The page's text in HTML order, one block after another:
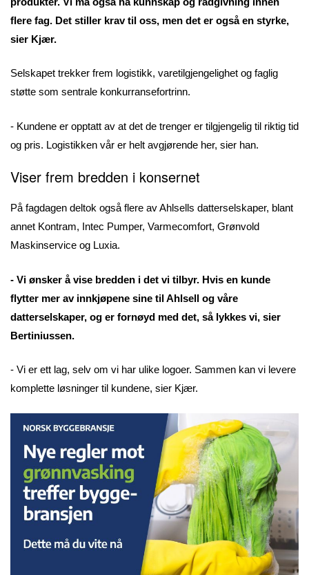
flere fag. Det stiller krav til oss, men det er også en styrke,
sier Kjær.
Selskapet trekker frem logistikk, varetilgjengelighet og faglig
støtte som sentrale konkurransefortrinn.
- Kundene er opptatt av at det de trenger er tilgjengelig til riktig tid
og pris. Logistikken vår er helt avgjørende her, sier han.
Viser frem bredden i konsernet
På fagdagen deltok også flere av Ahlsells datterselskaper, blant
annet Kontram, Intec Pumper, Varmecomfort, Grønvold
Maskinservice og Luxia.
- Vi ønsker å vise bredden i det vi tilbyr. Hvis en kunde
flytter mer av innkjøpene sine til Ahlsell og våre
datterselskaper, og er fornøyd med det, så lykkes vi, sier
Bertiniussen.
- Vi er ett lag, selv om vi har ulike logoer. Sammen kan vi levere
komplette løsninger til kundene, sier Kjær.